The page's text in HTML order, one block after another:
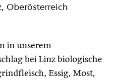
Oberösterreich
in unserem
bei Linz biologische
Essig, Most,